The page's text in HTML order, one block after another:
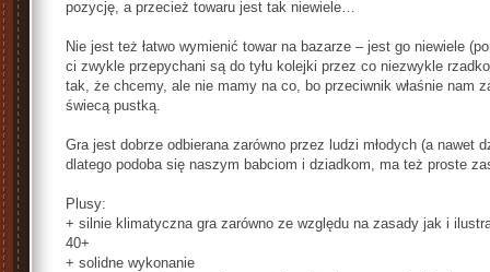
pozycję, a przecież towaru jest tak niewiele…
Nie jest też łatwo wymienić towar na bazarze – jest go niewiele
ci zwykle przepychani są do tyłu kolejki przez co niezwykle
tak, że chcemy, ale nie mamy na co, bo przeciwnik właśnie nam
świecą pustką.
Gra jest dobrze odbierana zarówno przez ludzi młodych (a
dlatego podoba się naszym babciom i dziadkom, ma też proste
Plusy:
+ silnie klimatyczna gra zarówno ze względu na zasady jak i
40+
+ solidne wykonanie